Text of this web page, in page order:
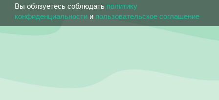
Вы обязуетесь соблюдать политику
конфиденциальности и пользовательское соглашение